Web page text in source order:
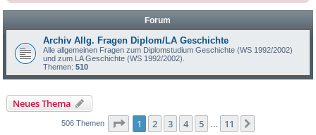
Forum
Archiv Allg. Fragen Diplom/LA Geschichte
Alle allgemeinen Fragen zum Diplomstudium Geschichte (WS 1992/2002)
und zum LA Geschichte (WS 1992/2002).
Themen:510
Neues Thema
506 Themen Seite 1von 11
1 2 3 4 5 11